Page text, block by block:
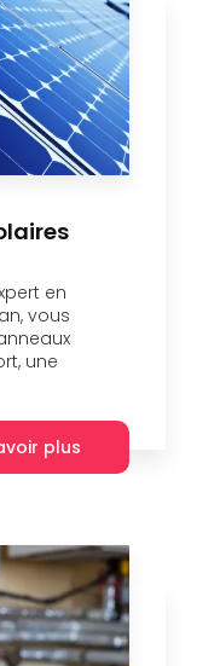
en
vous
une
plus